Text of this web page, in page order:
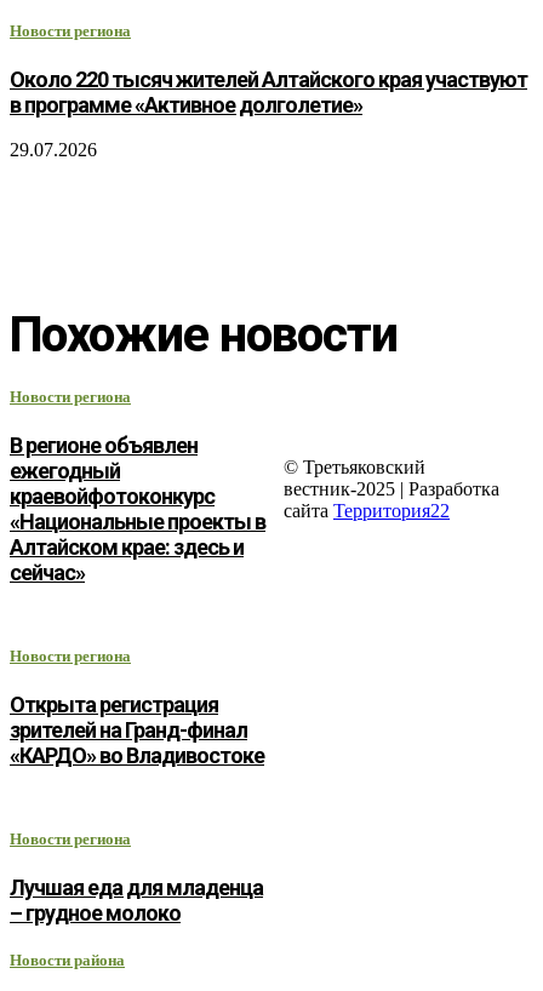
Новости региона
Около 220 тысяч жителей Алтайского края участвуют
в программе «Активное долголетие»
29.07.2026
Похожие новости
Новости региона
В регионе объявлен
ежегодный
краевойфотоконкурс
«Национальные проекты в
Алтайском крае: здесь и
сейчас»
Новости региона
Открыта регистрация
зрителей на Гранд-финал
«КАРДО» во Владивостоке
Новости региона
Лучшая еда для младенца
– грудное молоко
Новости района
© Третьяковский
вестник-2025 | Разработка
сайта Территория22